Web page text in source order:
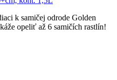
k samičej odrode Golden
opeliť až 6 samičích rastlín!